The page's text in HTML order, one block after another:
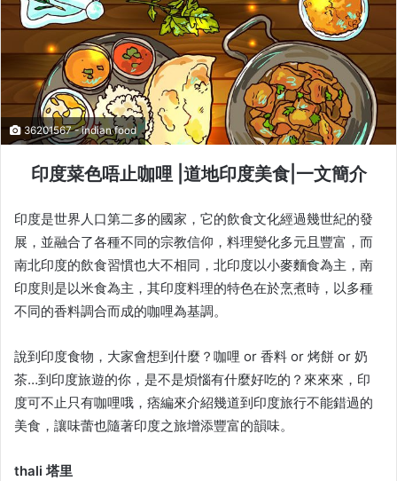
36201567 - indian food
印度菜色唔止咖哩 |道地印度美食|一文簡介
印度是世界人口第二多的國家，它的飲食文化經過幾世紀的發
展，並融合了各種不同的宗教信仰，料理變化多元且豐富，而
南北印度的飲食習慣也大不相同，北印度以小麥麵食為主，南
印度則是以米食為主，其印度料理的特色在於烹煮時，以多種
不同的香料調合而成的咖哩為基調。
說到印度食物，大家會想到什麼？咖哩 or 香料 or 烤餅 or 奶
茶…到印度旅遊的你，是不是煩惱有什麼好吃的？來來來，印
度可不止只有咖哩哦，痞編來介紹幾道到印度旅行不能錯過的
美食，讓味蕾也隨著印度之旅增添豐富的韻味。
thali 塔里